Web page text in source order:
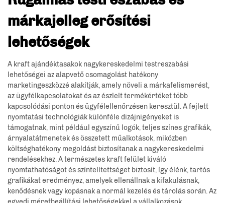
márkajelleg erősítési
lehetőségek
A kraft ajándéktasakok nagykereskedelmi testreszabási
lehetőségei az alapvető csomagolást hatékony
marketingeszközzé alakítják, amely növeli a márkafelismerést,
az ügyfélkapcsolatokat és az észlelt termékértéket több
kapcsolódási ponton és ügyfélellenőrzésen keresztül. A fejlett
nyomtatási technológiák különféle dizájnigényeket is
támogatnak, mint például egyszínű logók, teljes színes grafikák,
árnyalatátmenetek és összetett műalkotások, miközben
költséghatékony megoldást biztosítanak a nagykereskedelmi
rendelésekhez. A természetes kraft felület kiváló
nyomtathatóságot és színtelítettséget biztosít, így élénk, tartós
grafikákat eredményez, amelyek ellenállnak a kifakulásnak,
kenődésnek vagy kopásnak a normál kezelés és tárolás során. Az